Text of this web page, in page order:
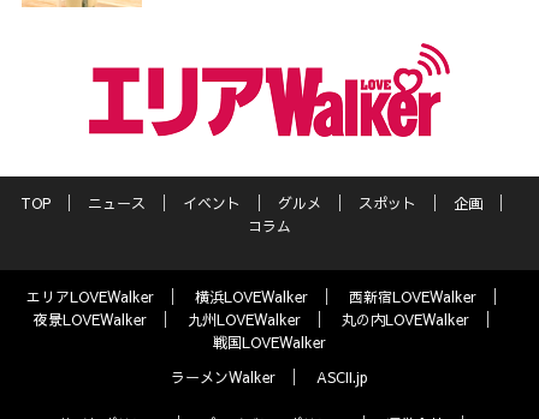
TOP ニュース イベント グルメ スポット
企画
コラム
エリアLOVEWalker 横浜LOVEWalker
西新宿LOVEWalker
夜景LOVEWalker
九州LOVEWalker
丸の内LOVEWalker
戦国LOVEWalker
ラーメンWalker
ASCII.jp